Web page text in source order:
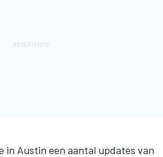
in Austin een aantal updates van